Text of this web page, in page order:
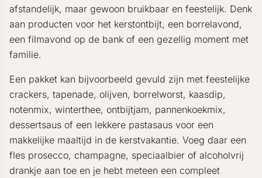
afstandelijk, maar gewoon bruikbaar en feestelijk. Denk
aan producten voor het kerstontbijt, een borrelavond,
een filmavond op de bank of een gezellig moment met
familie.
Een pakket kan bijvoorbeeld gevuld zijn met feestelijke
crackers, tapenade, olijven, borrelworst, kaasdip,
notenmix, winterthee, ontbijtjam, pannenkoekmix,
dessertsaus of een lekkere pastasaus voor een
makkelijke maaltijd in de kerstvakantie. Voeg daar een
fles prosecco, champagne, speciaalbier of alcoholvrij
drankje aan toe en je hebt meteen een compleet